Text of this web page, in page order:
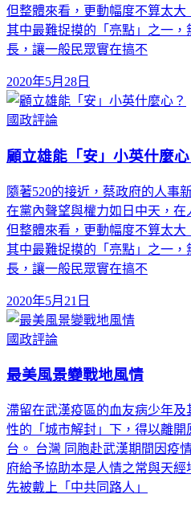
但整體來看，更動幅度不算太大
其中最難捉摸的「亮點」之一
長，讓一般民眾實在搞不
2020年5月28日
國政評論
顧立雄能「安」小英什麼心
隨著520的接近，蔡政府的人事
在黨內聲望與權力如日中天，在
但整體來看，更動幅度不算太大
其中最難捉摸的「亮點」之一
長，讓一般民眾實在搞不
2020年5月21日
國政評論
最美風景變戰地風情
滯留在武漢疫區的血友病少年
性的「城市解封」下，得以離
台。 台灣 同胞赴武漢期間因疫
府給予協助本是人情之常與天
先被戴上「中共同路人」